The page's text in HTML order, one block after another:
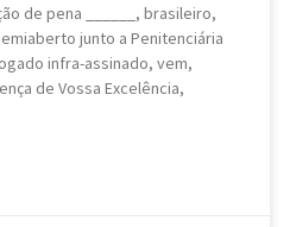
de pena ______, brasileiro,
junto a Penitenciária
infra-assinado, vem,
de Vossa Excelência,